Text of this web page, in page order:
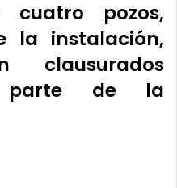
pozos,
la instalación,
clausurados
parte de la